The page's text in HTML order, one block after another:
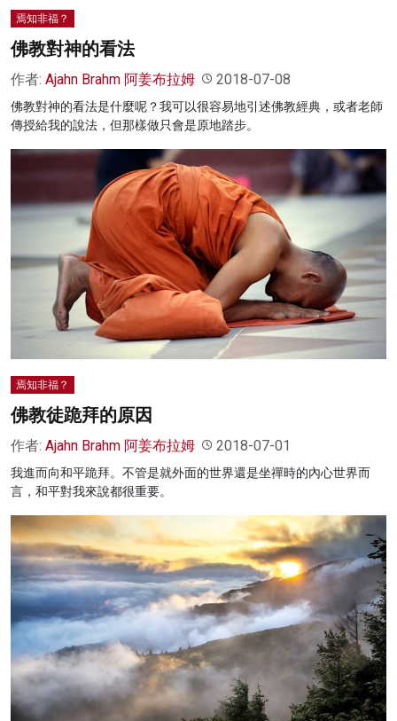
焉知非福？
佛教對神的看法
作者: Ajahn Brahm 阿姜布拉姆 2018-07-08
佛教對神的看法是什麼呢？我可以很容易地引述佛教經典，或者老師
傳授給我的說法，但那樣做只會是原地踏步。
焉知非福？
佛教徒跪拜的原因
作者: Ajahn Brahm 阿姜布拉姆 2018-07-01
我進而向和平跪拜。不管是就外面的世界還是坐禪時的內心世界而
言，和平對我來說都很重要。